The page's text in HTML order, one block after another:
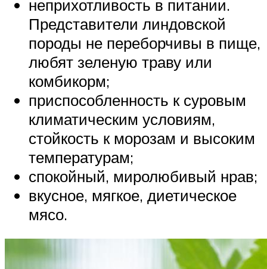
неприхотливость в питании.
Представители линдовской
породы не переборчивы в пище,
любят зеленую траву или
комбикорм;
приспособленность к суровым
климатическим условиям,
стойкость к морозам и высоким
температурам;
спокойный, миролюбивый нрав;
вкусное, мягкое, диетическое
мясо.